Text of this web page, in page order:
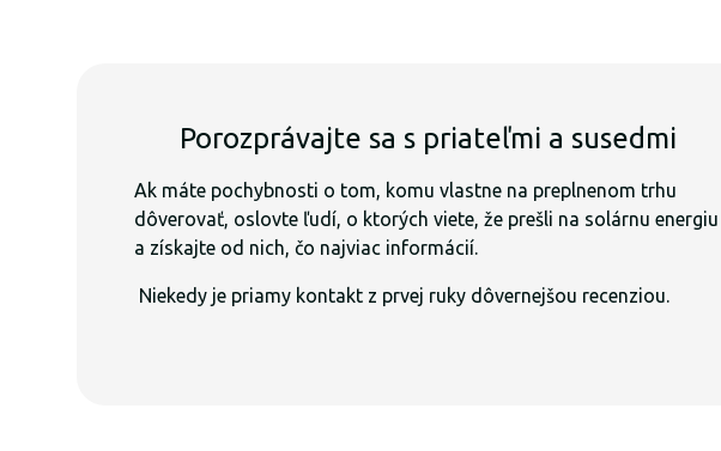
Porozprávajte sa s priateľmi a susedmi
Ak máte pochybnosti o tom, komu vlastne na preplnenom trhu
dôverovať, oslovte ľudí, o ktorých viete, že prešli na solárnu energiu
a získajte od nich, čo najviac informácií.
Niekedy je priamy kontakt z prvej ruky dôvernejšou recenziou.